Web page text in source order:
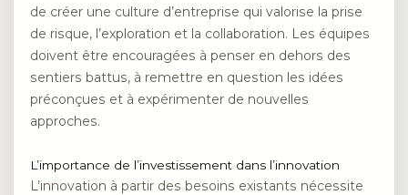
de créer une culture d’entreprise qui valorise la prise
de risque, l’exploration et la collaboration. Les équipes
doivent être encouragées à penser en dehors des
sentiers battus, à remettre en question les idées
préconçues et à expérimenter de nouvelles
approches.
L’importance de l’investissement dans l’innovation
L’innovation à partir des besoins existants nécessite